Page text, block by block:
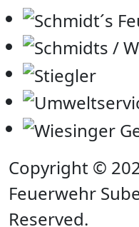
Copyright ©
Feuerwehr
Reserved.